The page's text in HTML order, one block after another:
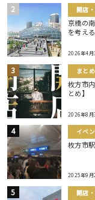
開店
京橋の
を考える
2026年4月
まとめ
枚方市
とめ】
2026年8月
イベ
枚方市
2025年9月
開店